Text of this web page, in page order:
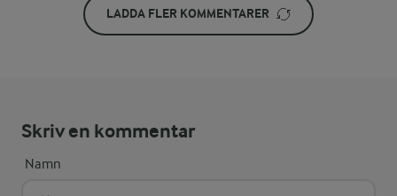
LADDA FLER KOMMENTARER
Skriv en kommentar
Namn